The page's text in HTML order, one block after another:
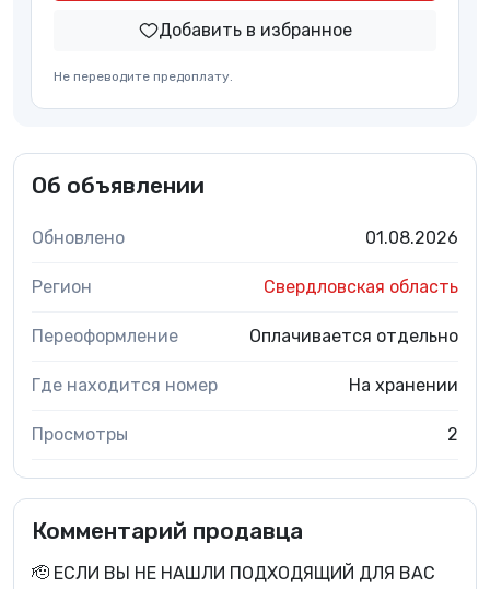
Добавить в избранное
Не переводите предоплату.
Об объявлении
Обновлено 01.08.2026
Регион Свердловская область
Переоформление Оплачивается отдельно
Где находится номер На хранении
Просмотры 2
Комментарий продавца
🫡 ЕСЛИ ВЫ НЕ НАШЛИ ПОДХОДЯЩИЙ ДЛЯ ВАС